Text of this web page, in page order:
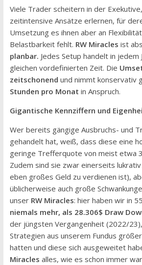
Viele Trader scheitern in der
zeitintensive Ansätze erlernen, für
Umsetzung es ihnen aber an
Belastbarkeit fehlt. RW Miracles ist
planbar. Jedes Setup handelt in jedem
gleichen vordefinierten Zeit. Die
zeitschonend und nimmt konservativ
Stunden pro Monat in Anspruch.
Gigantische Kennziffern und
Wer bereits gängige Ausbruchs- und
gehandelt hat, weiß, dass diese eine
geringe Trefferquote von meist etwa
Zudem sind sie zwar einerseits
eben großes Geld zu verdienen ist),
üblicherweise auch große
unser RW Miracles: hier haben wir in
niemals mehr, als 28.306$ Draw
der jüngsten Vergangenheit (2022/
Strategien aus unserem Fundus
hatten und diese sich ausgeweitet
Miracles alles, wie es schon immer